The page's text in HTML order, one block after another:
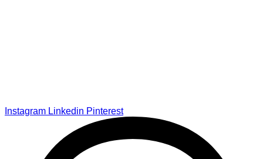
Instagram Linkedin Pinterest